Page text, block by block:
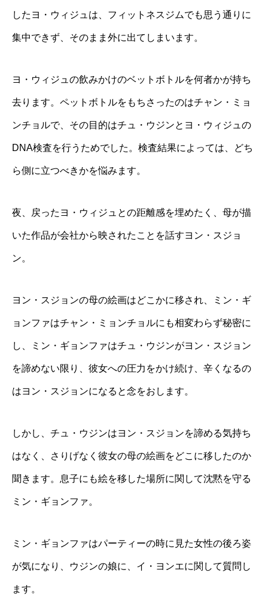
したヨ・ウィジュは、フィットネスジムでも思う通りに
集中できず、そのまま外に出てしまいます。
ヨ・ウィジュの飲みかけのベットボトルを何者かが持ち
去ります。ペットボトルをもちさったのはチャン・ミョ
ンチョルで、その目的はチュ・ウジンとヨ・ウィジュの
DNA検査を行うためでした。検査結果によっては、どち
ら側に立つべきかを悩みます。
夜、戻ったヨ・ウィジュとの距離感を埋めたく、母が描
いた作品が会社から映されたことを話すヨン・スジョ
ン。
ヨン・スジョンの母の絵画はどこかに移され、ミン・ギ
ョンファはチャン・ミョンチョルにも相変わらず秘密に
し、ミン・ギョンファはチュ・ウジンがヨン・スジョン
を諦めない限り、彼女への圧力をかけ続け、辛くなるの
はヨン・スジョンになると念をおします。
しかし、チュ・ウジンはヨン・スジョンを諦める気持ち
はなく、さりげなく彼女の母の絵画をどこに移したのか
聞きます。息子にも絵を移した場所に関して沈黙を守る
ミン・ギョンファ。
ミン・ギョンファはパーティーの時に見た女性の後ろ姿
が気になり、ウジンの娘に、イ・ヨンエに関して質問し
ます。